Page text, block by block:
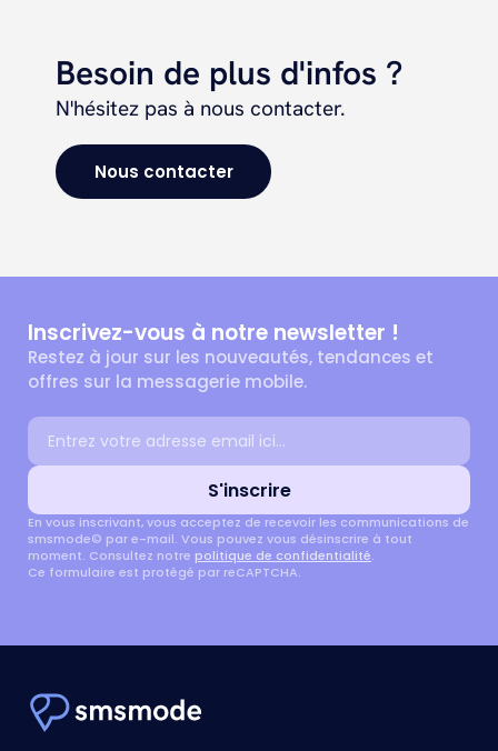
Besoin de plus d'infos ?
N'hésitez pas à nous contacter.
Nous contacter
Inscrivez-vous à notre newsletter !
Restez à jour sur les nouveautés, tendances et
offres sur la messagerie mobile.
Adresse email
S'inscrire
En vous inscrivant, vous acceptez de recevoir les communications de
smsmode© par e-mail. Vous pouvez vous désinscrire à tout
moment. Consultez notre politique de confidentialité.
Ce formulaire est protégé par reCAPTCHA.